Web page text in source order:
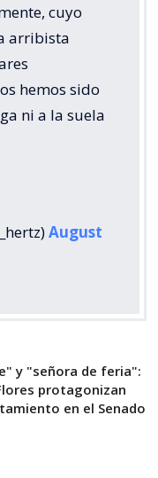
cuyo
arribista
hemos sido
ni a la suela
August
y "señora de feria":
protagonizan
en el Senado